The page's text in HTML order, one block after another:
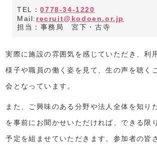
TEL：0778-34-1220
Mail: recruit@kodoen.or.jp
担当：事務局 宮下・古寺
実際に施設の雰囲気を感じていただき、利
様子や職員の働く姿を見て、生の声を聴く
会となっています。
また、ご興味のある分野や法人全体を知り
を事前にお聞かせいただければ、できる限
予定を組ませていただきます。参加者の皆